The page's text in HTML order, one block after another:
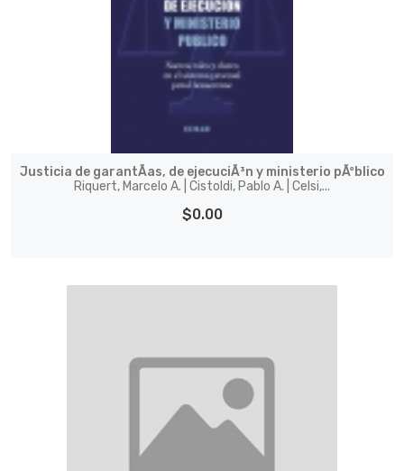
Justicia de garantÃ­as, de ejecuciÃ³n y ministerio pÃºblico
Riquert, Marcelo A. | Cistoldi, Pablo A. | Celsi,...
$0.00